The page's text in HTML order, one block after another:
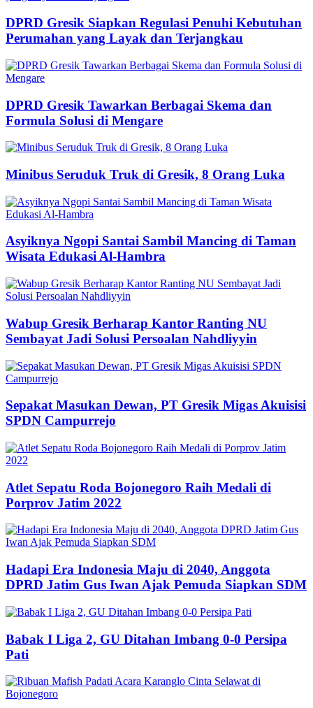
DPRD Gresik Siapkan Regulasi Penuhi Kebutuhan
Perumahan yang Layak dan Terjangkau
DPRD Gresik Tawarkan Berbagai Skema dan
Formula Solusi di Mengare
Minibus Seruduk Truk di Gresik, 8 Orang Luka
Asyiknya Ngopi Santai Sambil Mancing di Taman
Wisata Edukasi Al-Hambra
Wabup Gresik Berharap Kantor Ranting NU
Sembayat Jadi Solusi Persoalan Nahdliyyin
Sepakat Masukan Dewan, PT Gresik Migas Akuisisi
SPDN Campurrejo
Atlet Sepatu Roda Bojonegoro Raih Medali di
Porprov Jatim 2022
Hadapi Era Indonesia Maju di 2040, Anggota
DPRD Jatim Gus Iwan Ajak Pemuda Siapkan SDM
Babak I Liga 2, GU Ditahan Imbang 0-0 Persipa
Pati